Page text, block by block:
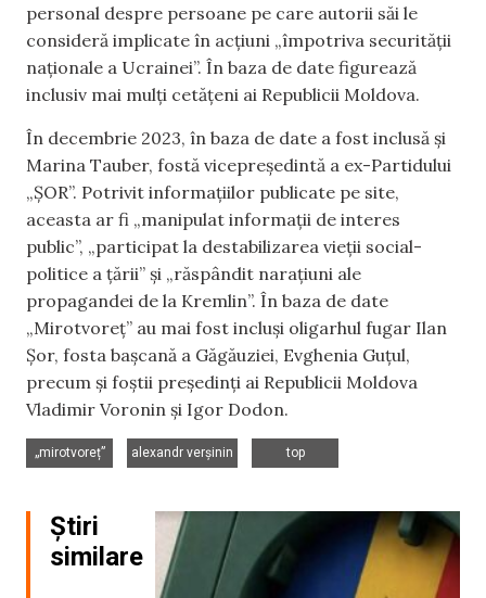
personal despre persoane pe care autorii săi le
consideră implicate în acțiuni „împotriva securității
naționale a Ucrainei”. În baza de date figurează
inclusiv mai mulți cetățeni ai Republicii Moldova.
În decembrie 2023, în baza de date a fost inclusă și
Marina Tauber, fostă vicepreședintă a ex-Partidului
„ȘOR”. Potrivit informațiilor publicate pe site,
aceasta ar fi „manipulat informații de interes
public”, „participat la destabilizarea vieții social-
politice a țării” și „răspândit narațiuni ale
propagandei de la Kremlin”. În baza de date
„Mirotvoreț” au mai fost incluși oligarhul fugar Ilan
Șor, fosta bașcană a Găgăuziei, Evghenia Guțul,
precum și foștii președinți ai Republicii Moldova
Vladimir Voronin și Igor Dodon.
„mirotvoreț”
alexandr verșinin
top
Știri
similare